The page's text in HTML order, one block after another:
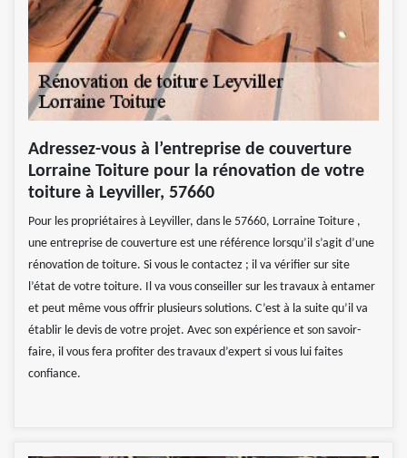
Adressez-vous à l’entreprise de couverture
Lorraine Toiture pour la rénovation de votre
toiture à Leyviller, 57660
Pour les propriétaires à Leyviller, dans le 57660, Lorraine Toiture ,
une entreprise de couverture est une référence lorsqu’il s’agit d’une
rénovation de toiture. Si vous le contactez ; il va vérifier sur site
l’état de votre toiture. Il va vous conseiller sur les travaux à entamer
et peut même vous offrir plusieurs solutions. C’est à la suite qu’il va
établir le devis de votre projet. Avec son expérience et son savoir-
faire, il vous fera profiter des travaux d’expert si vous lui faites
confiance.